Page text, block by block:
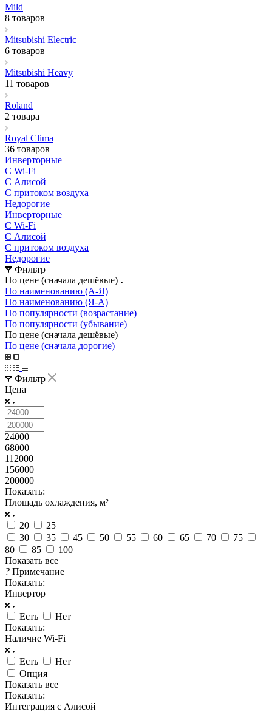
Mild
8 товаров
Mitsubishi Electric
6 товаров
Mitsubishi Heavy
11 товаров
Roland
2 товара
Royal Clima
36 товаров
Инверторные
С Wi-Fi
С Алисой
С притоком воздуха
Недорогие
Инверторные
С Wi-Fi
С Алисой
С притоком воздуха
Недорогие
Фильтр
По цене (сначала дешёвые)
По наименованию (А-Я)
По наименованию (Я-А)
По популярности (возрастание)
По популярности (убывание)
По цене (сначала дешёвые)
По цене (сначала дорогие)
Фильтр
Цена
24000
68000
112000
156000
200000
Показать:
Площадь охлаждения, м²
20
25
30
35 45 50 55 60 65 70
75
80
85
100
Показать все
? Примечание
Показать:
Инвертор
Есть
Нет
Показать:
Наличие Wi-Fi
Есть
Нет
Опция
Показать все
Показать:
Интеграция с Алисой